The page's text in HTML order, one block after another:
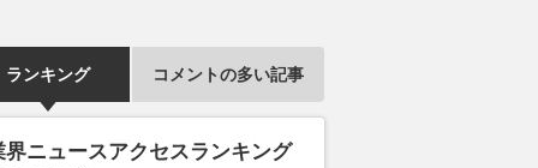
ランキング コメントの多い記事
界ニュースアクセスランキング